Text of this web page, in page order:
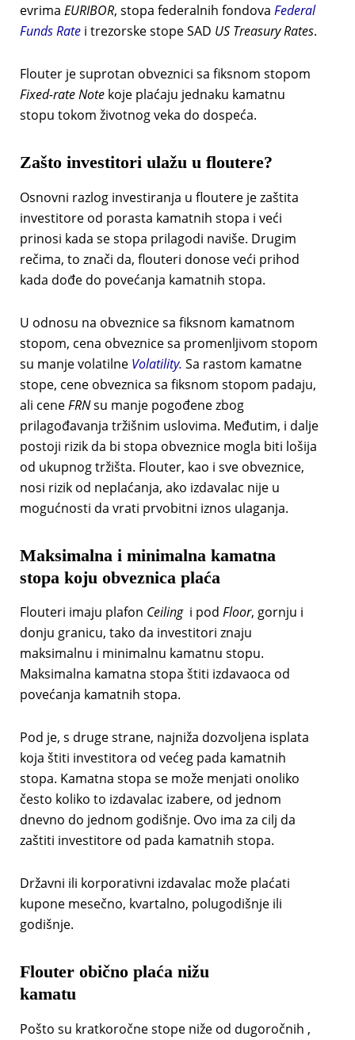
evrima EURIBOR, stopa federalnih fondova Federal
Funds Ratei trezorske stope SAD US Treasury Rates.
Flouter je suprotan obveznici sa fiksnom stopom
Fixed-rate Notekoje plaćaju jednaku kamatnu
stopu tokom životnog veka do dospeća.
Zašto investitori ulažu u floutere?
Osnovni razlog investiranja u floutere je zaštita
investitore od porasta kamatnih stopa i veći
prinosi kada se stopa prilagodi naviše. Drugim
rečima, to znači da, flouteri donose veći prihod
kada dođe do povećanja kamatnih stopa.
U odnosu na obveznice sa fiksnom kamatnom
stopom, cena obveznice sa promenljivom stopom
su manje volatilne Volatility. Sa rastom kamatne
stope, cene obveznica sa fiksnom stopom padaju,
ali ceneFRNsu manje pogođene zbog
prilagođavanja tržišnim uslovima. Međutim, i dalje
postoji rizik da bi stopa obveznice mogla biti lošija
od ukupnog tržišta. Flouter, kao i sve obveznice,
nosi rizik od neplaćanja, ako izdavalac nije u
mogućnosti da vrati prvobitni iznos ulaganja.
Maksimalna i minimalna kamatna
stopa koju obveznica plaća
Flouteri imaju plafon Ceilingi pod Floor, gornju i
donju granicu, tako da investitori znaju
maksimalnu i minimalnu kamatnu stopu.
Maksimalna kamatna stopa štiti izdavaoca od
povećanja kamatnih stopa.
Pod je, s druge strane, najniža dozvoljena isplata
koja štiti investitora od većeg pada kamatnih
stopa. Kamatna stopa se može menjati onoliko
često koliko to izdavalac izabere, od jednom
dnevno do jednom godišnje. Ovo ima za cilj da
zaštiti investitore od pada kamatnih stopa.
Državni ili korporativni izdavalac može plaćati
kupone mesečno, kvartalno, polugodišnje ili
godišnje.
Flouter obično plaća nižu
kamatu
Pošto su kratkoročne stope niže od dugoročnih ,